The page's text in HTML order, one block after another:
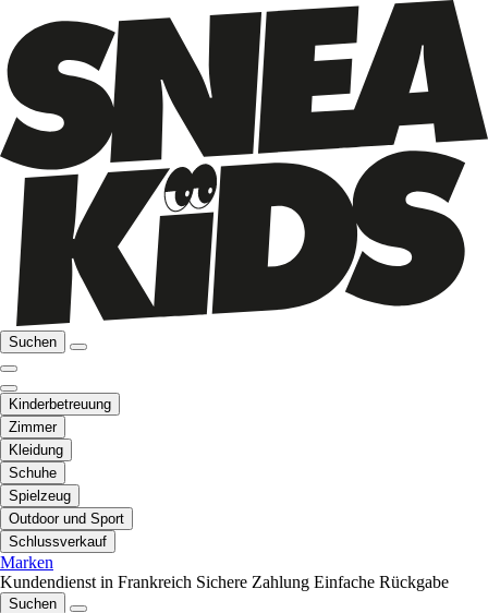
Suchen
Kinderbetreuung
Zimmer
Kleidung
Schuhe
Spielzeug
Outdoor und Sport
Schlussverkauf
Marken
Kundendienst in Frankreich Sichere Zahlung Einfache Rückgabe
Suchen